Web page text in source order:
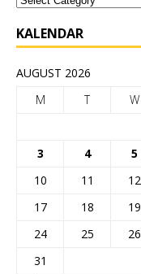
KALENDAR
AUGUST 2026
M
T W
3
4 5
10
11 12
17
18 19
24
25 26
31